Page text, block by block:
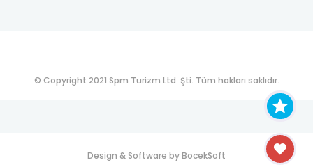
© Copyright 2021 Spm Turizm Ltd. Şti. Tüm hakları saklıdır.
Design & Software byBocekSoft